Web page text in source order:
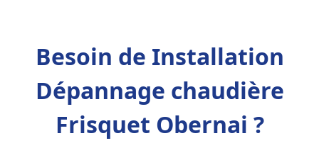
Besoin de Installation
Dépannage chaudière
Frisquet Obernai ?